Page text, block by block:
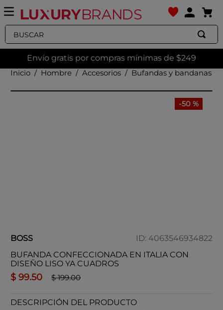
Buscar
Envío gratis por compras mínimas de $249
Hombre
Accesorios Bufandas y bandanas
-50 %
BOSS ID: 4063546934822
BUFANDA CONFECCIONADA EN ITALIA CON
DISEÑO LISO YA CUADROS
$ 99.50 $ 199.00
DESCRIPCIÓN DEL PRODUCTO